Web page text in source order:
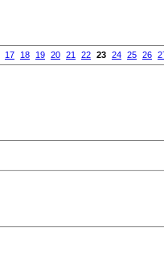
17 18 19 20 21 22 23 24 25 26